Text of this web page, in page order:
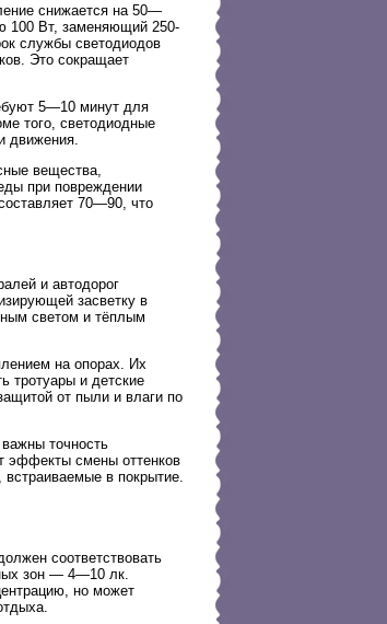
снижается на 50—
100 Вт, заменяющий 250-
службы светодиодов
Это сокращает
5—10 минут для
того, светодиодные
движения.
вещества,
при повреждении
70—90, что
и автодорог
засветку в
светом и тёплым
на опорах. Их
тротуары и детские
от пыли и влаги по
точность
эффекты смены оттенков
в покрытие.
соответствовать
зон — 4—10 лк.
но может